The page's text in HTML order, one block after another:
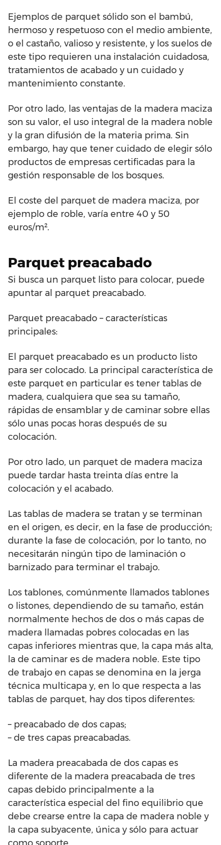
Ejemplos de parquet sólido son el bambú,
hermoso y respetuoso con el medio ambiente,
o el castaño, valioso y resistente, y los suelos de
este tipo requieren una instalación cuidadosa,
tratamientos de acabado y un cuidado y
mantenimiento constante.
Por otro lado, las ventajas de la madera maciza
son su valor, el uso integral de la madera noble
y la gran difusión de la materia prima. Sin
embargo, hay que tener cuidado de elegir sólo
productos de empresas certificadas para la
gestión responsable de los bosques.
El coste del parquet de madera maciza, por
ejemplo de roble, varía entre 40 y 50
euros/m².
Parquet preacabado
Si busca un parquet listo para colocar, puede
apuntar al parquet preacabado.
Parquet preacabado – características
principales:
El parquet preacabado es un producto listo
para ser colocado. La principal característica de
este parquet en particular es tener tablas de
madera, cualquiera que sea su tamaño,
rápidas de ensamblar y de caminar sobre ellas
sólo unas pocas horas después de su
colocación.
Por otro lado, un parquet de madera maciza
puede tardar hasta treinta días entre la
colocación y el acabado.
Las tablas de madera se tratan y se terminan
en el origen, es decir, en la fase de producción;
durante la fase de colocación, por lo tanto, no
necesitarán ningún tipo de laminación o
barnizado para terminar el trabajo.
Los tablones, comúnmente llamados tablones
o listones, dependiendo de su tamaño, están
normalmente hechos de dos o más capas de
madera llamadas pobres colocadas en las
capas inferiores mientras que, la capa más alta,
la de caminar es de madera noble. Este tipo
de trabajo en capas se denomina en la jerga
técnica multicapa y, en lo que respecta a las
tablas de parquet, hay dos tipos diferentes:
– preacabado de dos capas;
– de tres capas preacabadas.
La madera preacabada de dos capas es
diferente de la madera preacabada de tres
capas debido principalmente a la
característica especial del fino equilibrio que
debe crearse entre la capa de madera noble y
la capa subyacente, única y sólo para actuar